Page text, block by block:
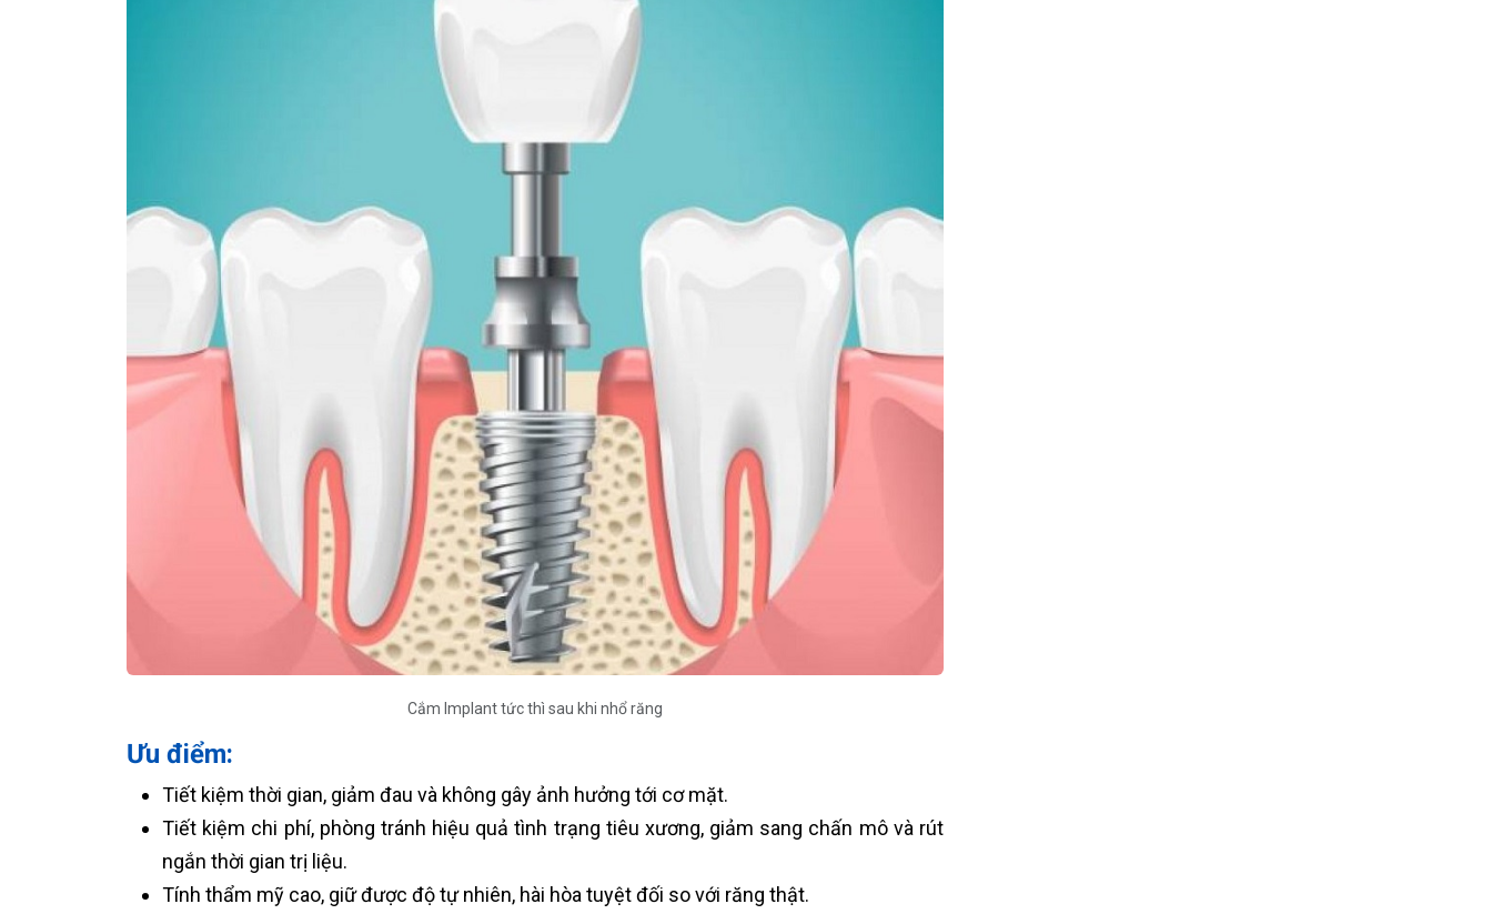
Cắm Implant tức thì sau khi nhổ răng
Ưu điểm:
Tiết kiệm thời gian, giảm đau và không gây ảnh hưởng tới cơ mặt.
Tiết kiệm chi phí, phòng tránh hiệu quả tình trạng tiêu xương, giảm sang chấn mô và rút
ngắn thời gian trị liệu.
Tính thẩm mỹ cao, giữ được độ tự nhiên, hài hòa tuyệt đối so với răng thật.